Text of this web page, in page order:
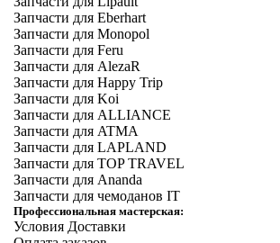
Запчасти для Eberhart
Запчасти для Monopol
Запчасти для Feru
Запчасти для AlezaR
Запчасти для Happy Trip
Запчасти для Koi
Запчасти для ALLIANCE
Запчасти для ATMA
Запчасти для LAPLAND
Запчасти для TOP TRAVEL
Запчасти для Ananda
Запчасти для чемоданов IT
Профессиональная мастерская:
Условия Доставки